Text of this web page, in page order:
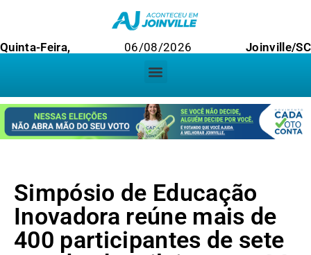
Quinta-Feira, 06/08/2026 Joinville/SC
Simpósio de Educação
Inovadora reúne mais de
400 participantes de sete